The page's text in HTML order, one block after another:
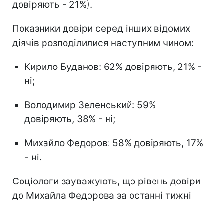
довіряють - 21%).
Показники довіри серед інших відомих
діячів розподілилися наступним чином:
Кирило Буданов: 62% довіряють, 21% -
ні;
Володимир Зеленський: 59%
довіряють, 38% - ні;
Михайло Федоров: 58% довіряють, 17%
- ні.
Соціологи зауважують, що рівень довіри
до Михайла Федорова за останні тижні